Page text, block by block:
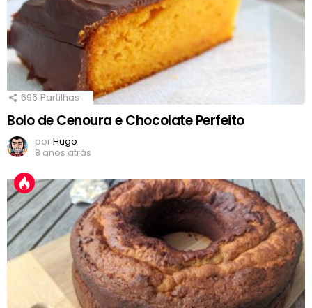
696 Partilhas
Bolo de Cenoura e Chocolate Perfeito
porHugo
8 anos atrás